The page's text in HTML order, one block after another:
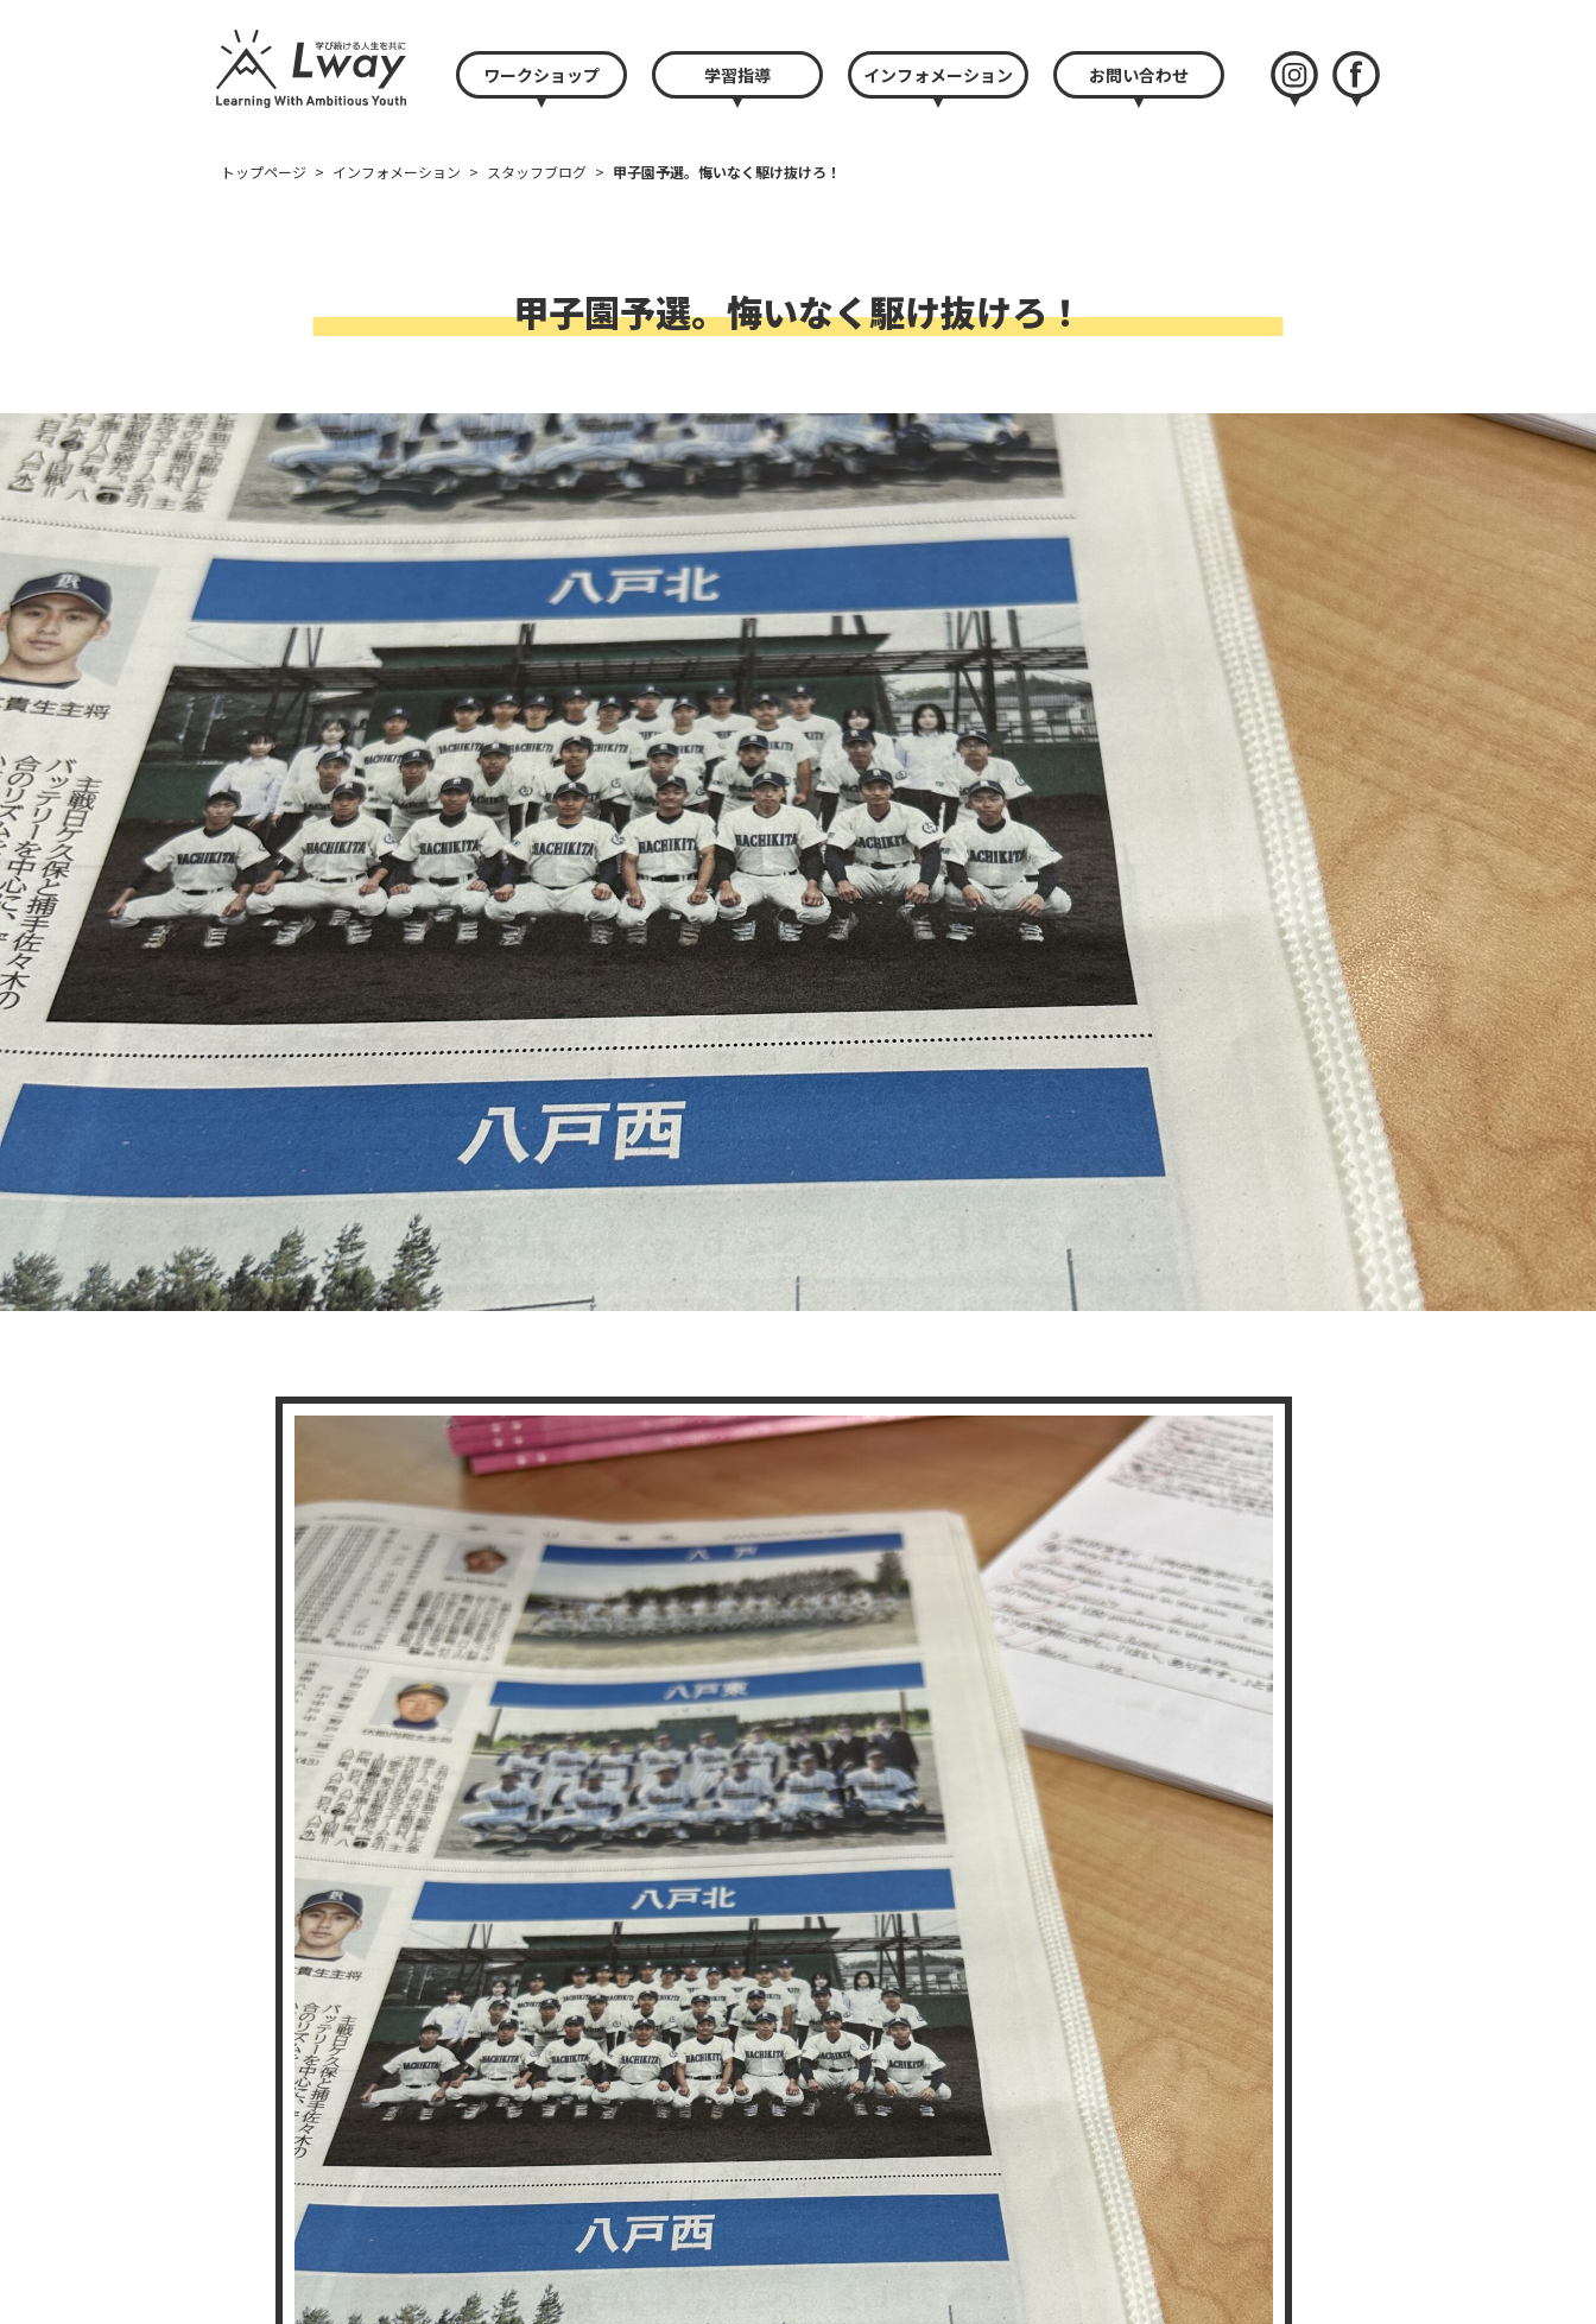
ワークショップ 学習指導 インフォメーション お問い合わせ
トップページ > インフォメーション > スタッフブログ > 甲子園予選。悔いなく駆け抜けろ！
甲子園予選。悔いなく駆け抜けろ！